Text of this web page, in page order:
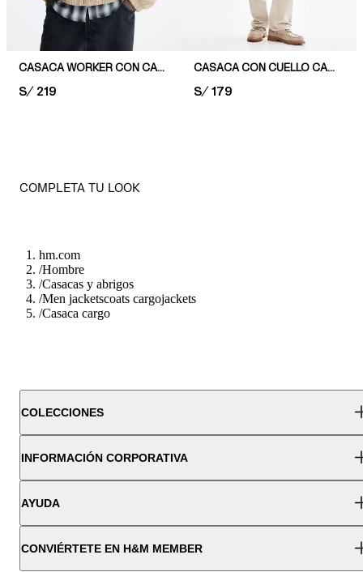
CASACA WORKER CON CAPUCHA
PRICE:
S/ 219
CASACA CON CUELLO CAMISERO
PRICE:
S/ 179
COMPLETA TU LOOK
hm.com
/Hombre
/Casacas y abrigos
/Men jacketscoats cargojackets
/Casaca cargo
COLECCIONES
INFORMACIÓN CORPORATIVA
AYUDA
CONVIÉRTETE EN H&M MEMBER